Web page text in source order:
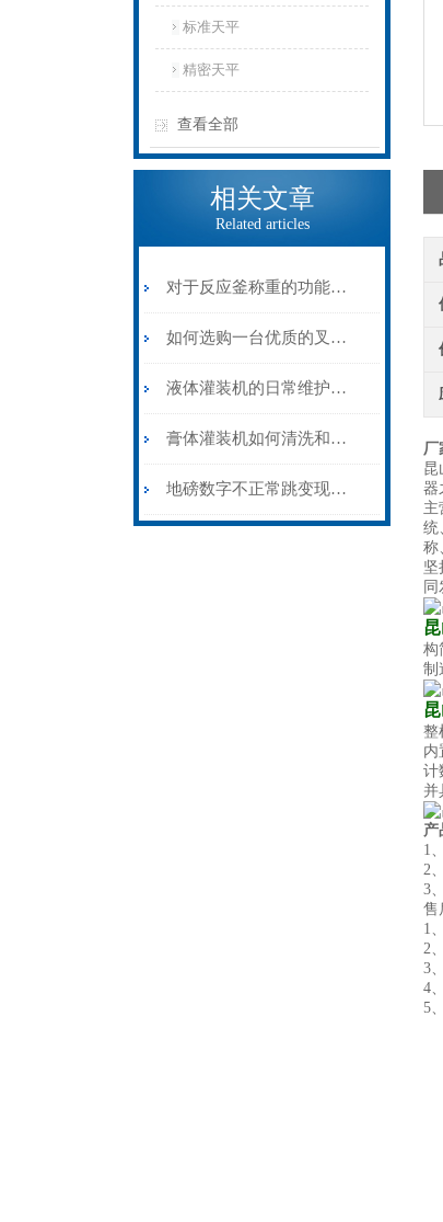
标准天平
精密天平
查看全部
相关文章
Related articles
对于反应釜称重的功能特点你了解多少？
如何选购一台优质的叉车秤?
液体灌装机的日常维护和保养
膏体灌装机如何清洗和保养？
地磅数字不正常跳变现象分析及处理
厂
昆
器
主
统
称
坚
同
构
制
整
内
计
并
产
1
2
3
售
1
2
3
4
5